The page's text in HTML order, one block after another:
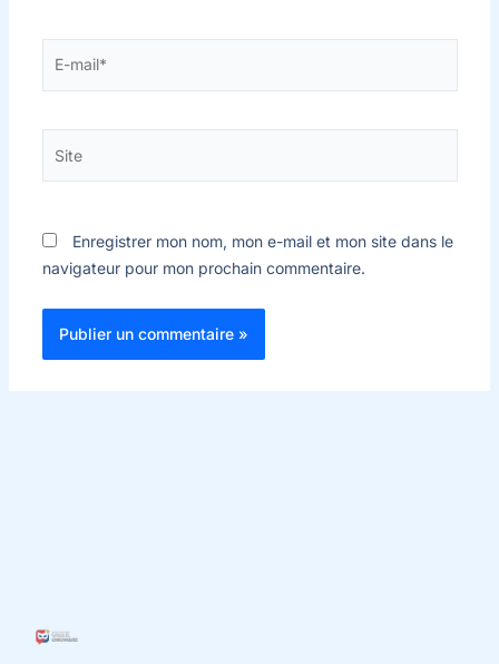
Enregistrer mon nom, mon e-mail et mon site dans le
navigateur pour mon prochain commentaire.